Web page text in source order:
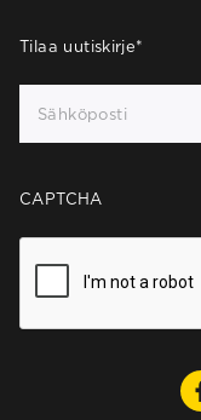
Tilaa uutiskirje*
CAPTCHA